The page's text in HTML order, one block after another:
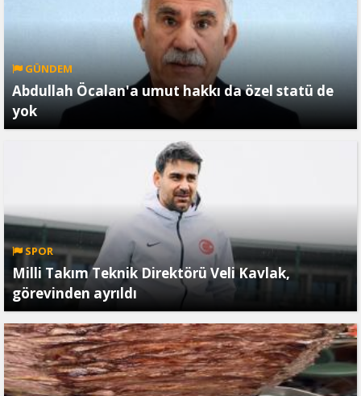
GÜNDEM
Abdullah Öcalan'a umut hakkı da özel statü de
yok
SPOR
Milli Takım Teknik Direktörü Veli Kavlak,
görevinden ayrıldı